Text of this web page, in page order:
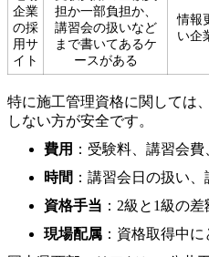
企業
の採
用サ
イト
担か一部負担か、
講習会の扱いなど
まで書いてあるケ
ースがある
情報
い企
特に施工管理資格に関しては
しない方が安全です。
費用 ：受験料、講習会
時間 ：講習会日の扱い
資格手当 ：2級と1級の
現場配属 ：資格取得中